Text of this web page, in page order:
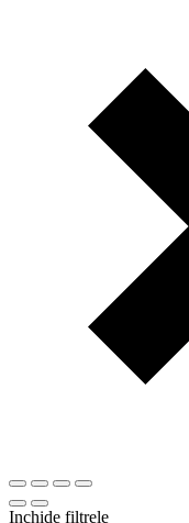
Inchide filtrele